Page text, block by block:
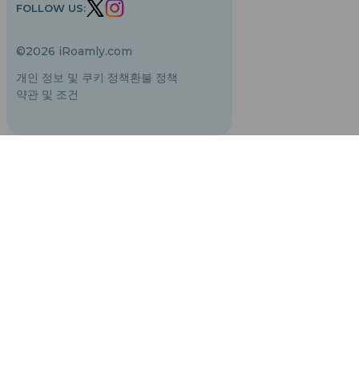
eSIM 기초 지식
©2026 iRoamly.com
개인 정보 및 쿠키 정책환불 정책
약관 및 조건
FOLLOW US: